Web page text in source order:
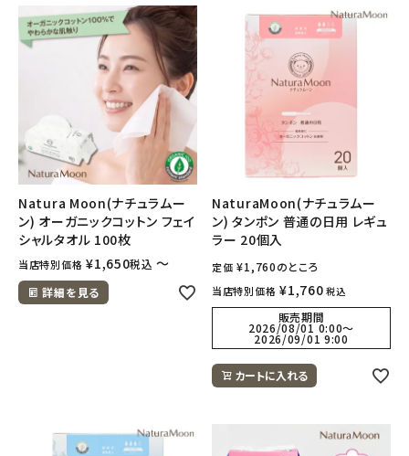
Natura Moon(ナチュラムー
ン) オーガニックコットン フェイ
シャルタオル 100枚
当店特別価格 ¥1,650税込 〜
詳細を見る
NaturaMoon(ナチュラムー
ン) タンポン 普通の日用 レギュ
ラー 20個入
定価 ¥1,760のところ
当店特別価格 ¥1,760 税込
販売期間
2026/08/01 0:00〜
2026/09/01 9:00
カートに入れる